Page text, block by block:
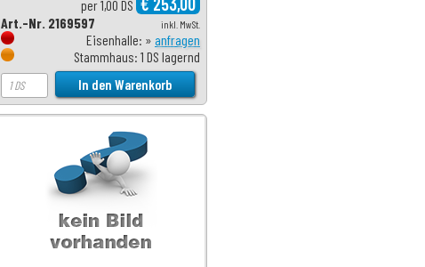
per 1,00 DS
inkl. MwSt.
Art.-Nr. 2169597
Eisenhalle: » anfragen
Stammhaus: 1 DS lagernd